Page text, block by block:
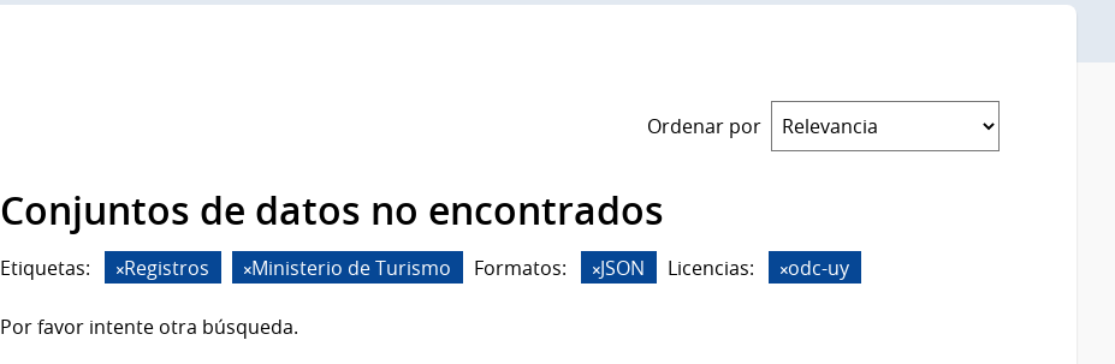
Ordenar por
Conjuntos de datos no encontrados
Etiquetas: Registros Ministerio de Turismo Formatos: JSON Licencias: odc-uy
Por favor intente otra búsqueda.